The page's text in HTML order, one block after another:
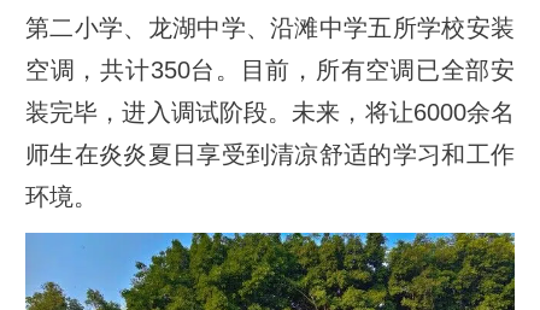
第二小学、龙湖中学、沿滩中学五所学校安装
空调，共计350台。目前，所有空调已全部安
装完毕，进入调试阶段。未来，将让6000余名
师生在炎炎夏日享受到清凉舒适的学习和工作
环境。